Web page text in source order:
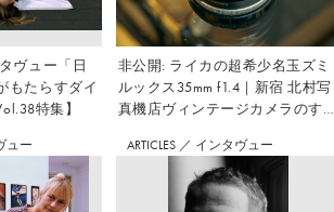
ヴュー「日
もたらすダイ
特集】
非公開: ライカの超希少名玉ズミ
ルックス35mm f1.4｜新宿 北村写
真機店ヴィンテージカメラのすす
ュー ARTICLES ／ インタヴュー